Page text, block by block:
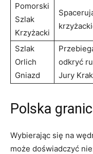
Pomorski
Szlak
Krzyżacki
Szlak
Orlich
Gniazd
‌odkryć
Jury
Polska
Wybierając ⁢się na
może ⁣doświadczyć⁣